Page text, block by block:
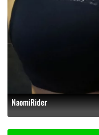
NaomiRider